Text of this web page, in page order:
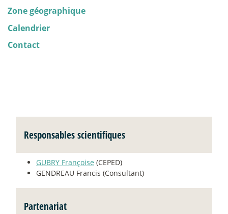
Zone géographique
Calendrier
Contact
Responsables scientifiques
GUBRY Françoise (CEPED)
GENDREAU Francis (Consultant)
Partenariat